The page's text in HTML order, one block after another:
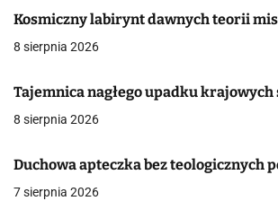
a
c
j
a
p
Kosmiczny labirynt dawnych teorii
8 sierpnia 2026
Tajemnica nagłego upadku
8 sierpnia 2026
Duchowa apteczka bez teologicznych
7 sierpnia 2026